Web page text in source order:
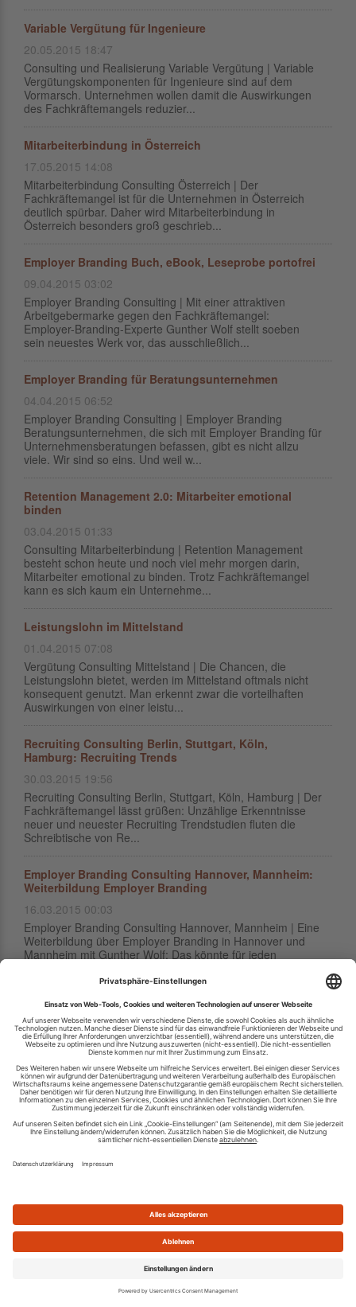
Variable Vergütung für Ingenieure
20.05.2015 18:47
Consulting und Realisierung Variable Vergütung | Variable
Vergütungskomponenten für Ingenieure sind auf dem
Vormarsch. Unternehmen wollen damit die Auswirkungen
des Fachkräftemangels reduzier...
Mitarbeiterbindung in Österreich
17.05.2015 14:08
Mitarbeiterbindung Consulting Österreich | Der
Fachkräftemangel ist für die Unternehmen in Österreich
deutlich spürbar. Daher wird Mitarbeiterbindung in
Österreich besonders groß geschrieb...
Employer Branding Buch, eBook, Leseprobe portofrei
09.04.2015 03:02
Employer Branding Consulting | Mit einer attraktiven
Arbeitgebermarke gegen den Fachkräftemangel:
Employer-Branding-Experte Gunther Wolf stellt soeben
sein neuestes Werk vor, das ausschließlich...
Employer Branding für Beratungsunternehmen
04.04.2015 06:52
Employer Branding Consulting | Employer Branding
Beratungsunternehmen, die sich mit Employer Branding für
Unternehmensberatungen befassen, gibt es nicht allzu
viele. Wir sind so eins. Und weil w...
Retention Management 2.0: Mitarbeiter emotional
binden
03.04.2015 01:33
Consulting Mitarbeiterbindung | Retention Management
besteht schon heute und noch viel mehr morgen darin,
Mitarbeiter emotional zu binden. Trotz Fachkräftemangel
kann es sich kaum ein Unternehme...
Leistungslohn im Mittelstand
01.04.2015 07:08
Vergütung Consulting Mittelstand | Die Chancen, die
Leistungslohn bietet, werden im Mittelstand oftmals nicht
konsequent genutzt. Man erkennt zwar die vorteilhaften
Auswirkungen von einer leistu...
Recruiting Consulting Berlin, Stuttgart, Köln,
Hamburg: Recruiting Trends
30.03.2015 19:56
Recruiting Consulting Berlin, Stuttgart, Köln, Hamburg | Der
Fachkräftemangel lässt grüßen: Unzählige Erkenntnisse
neuer und neuester Recruiting Trendstudien fluten die
Schreibtische von Re...
Employer Branding Consulting Hannover, Mannheim:
Weiterbildung Employer Branding
16.03.2015 00:03
Employer Branding Consulting Hannover, Mannheim | Eine
Weiterbildung über Employer Branding in Hannover und
Mannheim mit Gunther Wolf: Das könnte für jeden
Mitarbeiterbindung Consulting Köln, Berlin, Stuttgart:
Experte für Mitarbeiterbindung
07.02.2015 20:47
Mitarbeiterbindung Consulting Köln, Berlin, Stuttgart |
Lassen Sie sich von Arbeitskräftemangel und
Fachkräftemangel nicht plagen: Lernen Sie vom
Mitarbeiterbindungs-Experten. In diesem Jahr b...
Employer Branding Seminar mit Gunther Wolf
nicht wenige. Doch der Verlag Dashöfer GmbH ist jetzt ein
ganz großer Wurf gelungen...
Köln, Hamburg, München, Frankfurt, Leipzig:
Zielvereinbarungssystem Seminar